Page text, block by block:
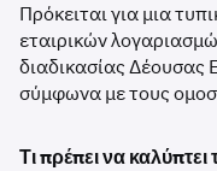
Πρόκειται για μια
εταιρικών
διαδικασίας Δέουσας
σύμφωνα με τους
Τι πρέπει να